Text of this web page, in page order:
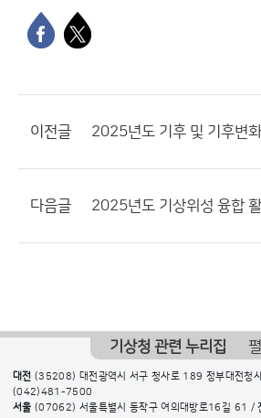
이전글
다음글
기상청 관련 누리집
대전 (35208) 대전광역시 서구 청사로 189 정부대전청
(042)481-7500
서울 (07062) 서울특별시 동작구 여의대방로16길 61 /